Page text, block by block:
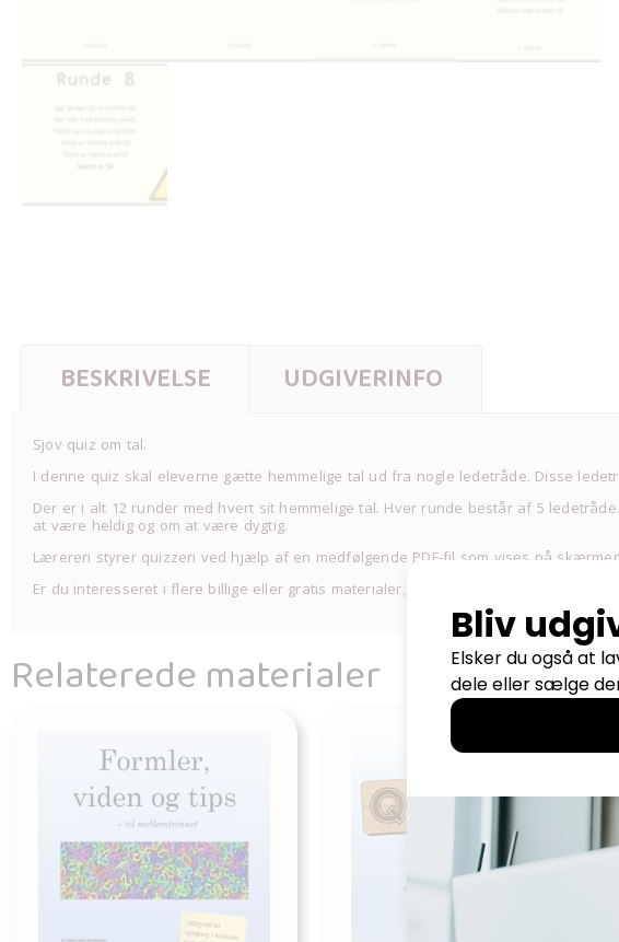
BESKRIVELSE UDGIVERINFO
Sjov quiz om tal.
I denne quiz skal eleverne gætte hemmelige tal ud fra nogle ledetråde. Disse
Der er i alt 12 runder med hvert sit hemmelige tal. Hver runde består af 5
at være heldig og om at være dygtig.
Læreren styrer quizzen ved hjælp af en medfølgende PDF-fil som vises på
Er du interesseret i flere billige eller gratis materialer, så besøg
Relaterede materialer